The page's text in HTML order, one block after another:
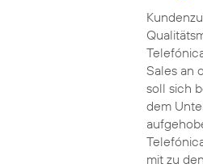
Sales an
soll sich
dem
mit zu